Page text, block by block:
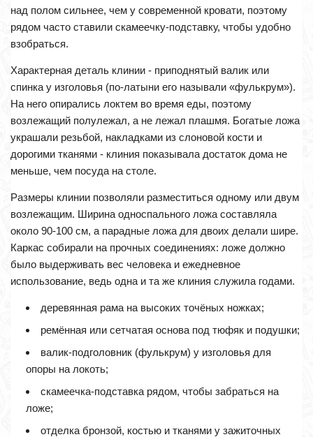
над полом сильнее, чем у современной кровати, поэтому
рядом часто ставили скамеечку-подставку, чтобы удобно
взобраться.
Характерная деталь клинии - приподнятый валик или
спинка у изголовья (по-латыни его называли «фулькрум»).
На него опирались локтем во время еды, поэтому
возлежащий полулежал, а не лежал плашмя. Богатые ложа
украшали резьбой, накладками из слоновой кости и
дорогими тканями - клиния показывала достаток дома не
меньше, чем посуда на столе.
Размеры клинии позволяли разместиться одному или двум
возлежащим. Ширина односпального ложа составляла
около 90-100 см, а парадные ложа для двоих делали шире.
Каркас собирали на прочных соединениях: ложе должно
было выдерживать вес человека и ежедневное
использование, ведь одна и та же клиния служила годами.
деревянная рама на высоких точёных ножках;
ремённая или сетчатая основа под тюфяк и подушки;
валик-подголовник (фулькрум) у изголовья для
опоры на локоть;
скамеечка-подставка рядом, чтобы забраться на
ложе;
отделка бронзой, костью и тканями у зажиточных